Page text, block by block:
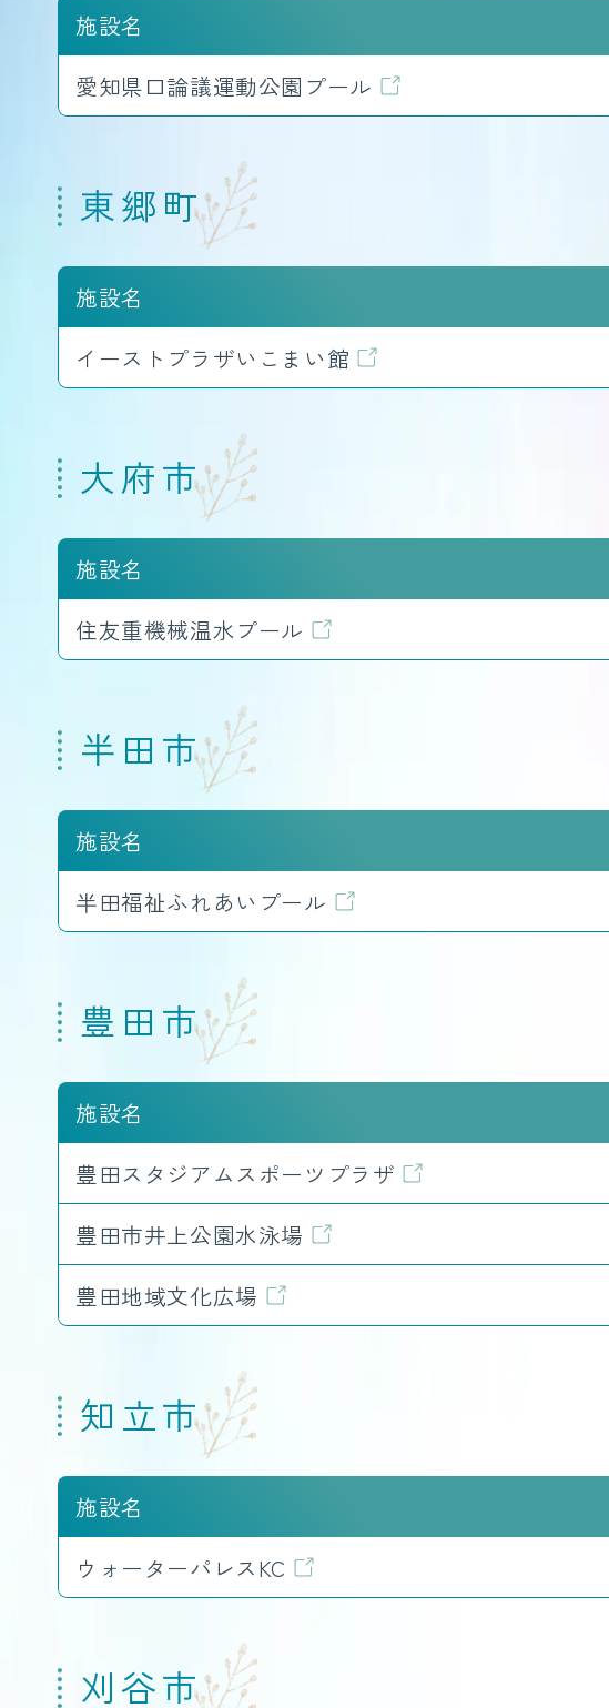
施設名
愛知県口論議運動公園プール
東郷町
施設名
イーストプラザいこまい館
大府市
施設名
住友重機械温水プール
半田市
施設名
半田福祉ふれあいプール
豊田市
施設名
豊田スタジアムスポーツプラザ
豊田市井上公園水泳場
豊田地域文化広場
知立市
施設名
ウォーターパレスKC
刈谷市